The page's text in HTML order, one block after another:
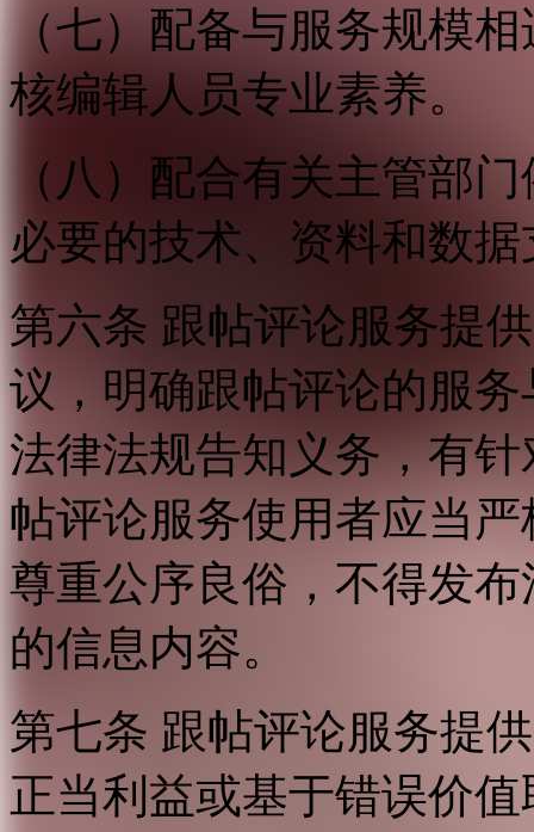
（七）配备与服务规模
核编辑人员专业素养。
（八）配合有关主管部
必要的技术、资料和数
第六条 跟帖评论服务提
议，明确跟帖评论的服
法律法规告知义务，有
帖评论服务使用者应当
尊重公序良俗，不得发
的信息内容。
第七条 跟帖评论服务提
正当利益或基于错误价